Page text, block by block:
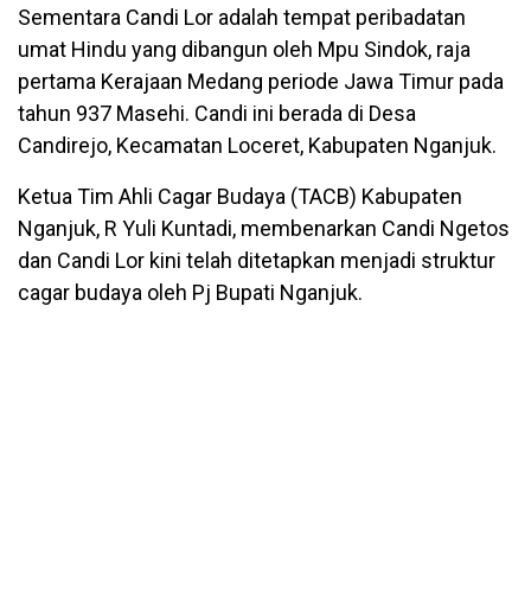
Sementara Candi Lor adalah tempat peribadatan
umat Hindu yang dibangun oleh Mpu Sindok, raja
pertama Kerajaan Medang periode Jawa Timur pada
tahun 937 Masehi. Candi ini berada di Desa
Candirejo, Kecamatan Loceret, Kabupaten Nganjuk.
Ketua Tim Ahli Cagar Budaya (TACB) Kabupaten
Nganjuk, R Yuli Kuntadi, membenarkan Candi Ngetos
dan Candi Lor kini telah ditetapkan menjadi struktur
cagar budaya oleh Pj Bupati Nganjuk.